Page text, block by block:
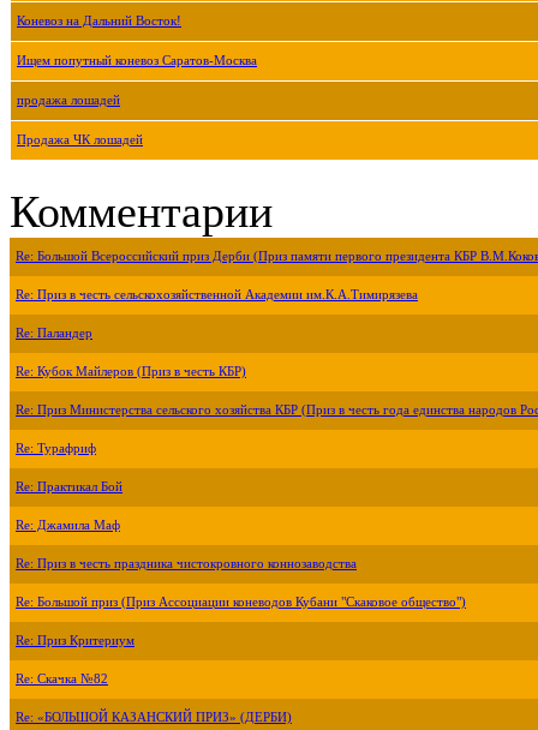
Коневоз на Дальний Восток!
Ищем попутный коневоз Саратов-Москва
продажа лошадей
Продажа ЧК лошадей
Комментарии
Re: Большой Всероссийский приз Дерби (Приз памяти первого президента КБР
Re: Приз в честь сельскохозяйственной Академии им.К.А.Тимирязева
Re: Паландер
Re: Кубок Майлеров (Приз в честь КБР)
Re: Приз Министерства сельского хозяйства КБР (Приз в честь года единства народов
Re: Турафриф
Re: Практикал Бой
Re: Джамила Маф
Re: Приз в честь праздника чистокровного коннозаводства
Re: Большой приз (Приз Ассоциации коневодов Кубани "Скаковое общество")
Re: Приз Критериум
Re: Скачка №82
Re: «БОЛЬШОЙ КАЗАНСКИЙ ПРИЗ» (ДЕРБИ)